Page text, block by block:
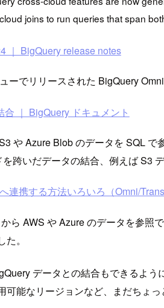
joins to run queries that span
｜ BigQuery release notes
ーでリリースされた BigQuery
合 ｜ BigQuery ドキュメント
や Azure Blob のデータを SQL
跨いだデータの結合、例えば S3
連携する方法いろいろ（Omni/
ら AWS や Azure のデータを参照
。
データとの結合もできるよう
可能なリージョンなど、まだちょ